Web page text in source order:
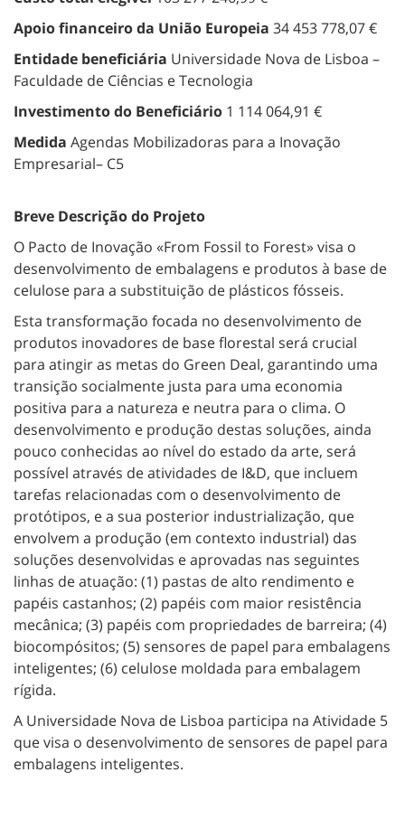
Apoio financeiro da União Europeia 34 453 778,07 €
Entidade beneficiária Universidade Nova de Lisboa –
Faculdade de Ciências e Tecnologia
Investimento do Beneficiário 1 114 064,91 €
Medida Agendas Mobilizadoras para a Inovação
Empresarial– C5
Breve Descrição do Projeto
O Pacto de Inovação «From Fossil to Forest» visa o
desenvolvimento de embalagens e produtos à base de
celulose para a substituição de plásticos fósseis.
Esta transformação focada no desenvolvimento de
produtos inovadores de base florestal será crucial
para atingir as metas do Green Deal, garantindo uma
transição socialmente justa para uma economia
positiva para a natureza e neutra para o clima. O
desenvolvimento e produção destas soluções, ainda
pouco conhecidas ao nível do estado da arte, será
possível através de atividades de I&D, que incluem
tarefas relacionadas com o desenvolvimento de
protótipos, e a sua posterior industrialização, que
envolvem a produção (em contexto industrial) das
soluções desenvolvidas e aprovadas nas seguintes
linhas de atuação: (1) pastas de alto rendimento e
papéis castanhos; (2) papéis com maior resistência
mecânica; (3) papéis com propriedades de barreira; (4)
biocompósitos; (5) sensores de papel para embalagens
inteligentes; (6) celulose moldada para embalagem
rígida.
A Universidade Nova de Lisboa participa na Atividade 5
que visa o desenvolvimento de sensores de papel para
embalagens inteligentes.